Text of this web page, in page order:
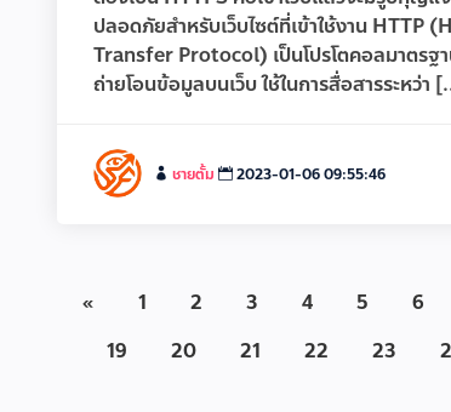
ปลอดภัยสำหรับเว็บไซต์ที่เข้าใช้งาน HTTP
Transfer Protocol) เป็นโปรโตคอลมาตรฐ
ถ่ายโอนข้อมูลบนเว็บ ใช้ในการสื่อสารระหว่า
ชายตั้ม 2023-01-06 09:55:46
« 1 2 3 4 5 6
19
20 21 22 23